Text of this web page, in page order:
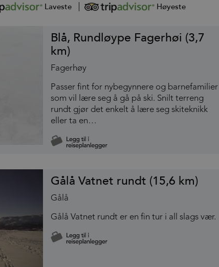
Laveste Høyeste
Blå, Rundløype Fagerhøi (3,7
km)
Fagerhøy
Passer fint for nybegynnere og barnefamilier
som vil lære seg å gå på ski. Snilt terreng
rundt gjør det enkelt å lære seg skiteknikk
eller ta en…
Gålå Vatnet rundt (15,6 km)
Gålå
Gålå Vatnet rundt er en fin tur i all slags vær.